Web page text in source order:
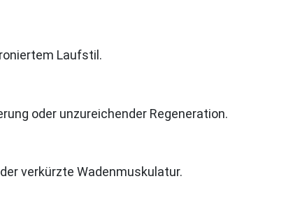
Laufstil.
oder unzureichender Regeneration.
verkürzte Wadenmuskulatur.